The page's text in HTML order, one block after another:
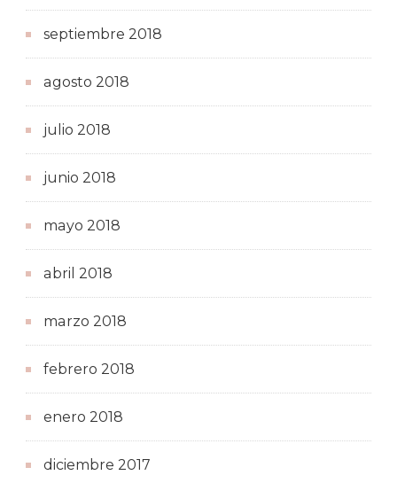
septiembre 2018
agosto 2018
julio 2018
junio 2018
mayo 2018
abril 2018
marzo 2018
febrero 2018
enero 2018
diciembre 2017